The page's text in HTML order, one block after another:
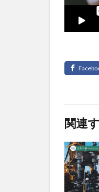
関連